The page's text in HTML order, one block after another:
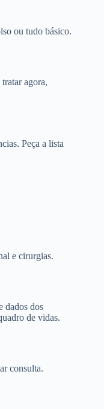
ou tudo básico.
agora,
Peça a lista
e cirurgias.
dados dos
de vidas.
consulta.